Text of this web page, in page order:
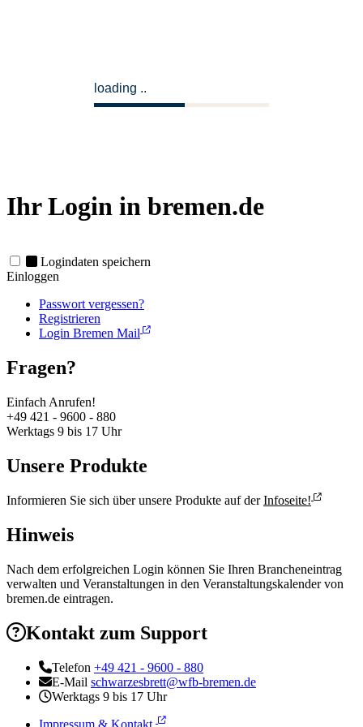
loading
Ihr Login in bremen.de
Logindaten speichern
Einloggen
Passwort vergessen?
Registrieren
Login Bremen Mail
Fragen?
Einfach Anrufen!
+49 421 - 9600 - 880
Werktags 9 bis 17 Uhr
Unsere Produkte
Informieren Sie sich über unsere Produkte auf derInfoseite!
Hinweis
Nach dem erfolgreichen Login können Sie Ihren Brancheneintrag
verwalten und Veranstaltungen in den Veranstaltungskalender von
bremen.de eintragen.
Kontakt zum Support
Telefon +49 421 - 9600 - 880
E-Mail schwarzesbrett@wfb-bremen.de
Werktags 9 bis 17 Uhr
Impressum & Kontakt